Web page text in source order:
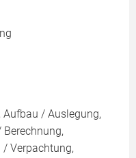
Aufbau / Auslegung,
/ Verpachtung,